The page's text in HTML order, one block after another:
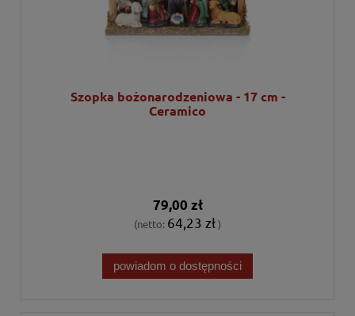
Szopka bożonarodzeniowa - 17 cm -
Ceramico
79,00 zł
(netto: 64,23 zł)
powiadom o dostępności